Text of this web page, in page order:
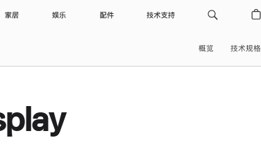
家居 娱乐 配件 技术支持
概览 技术规格